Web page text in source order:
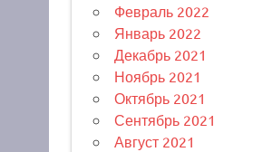
Февраль 2022
Январь 2022
Декабрь 2021
Ноябрь 2021
Октябрь 2021
Сентябрь 2021
Август 2021